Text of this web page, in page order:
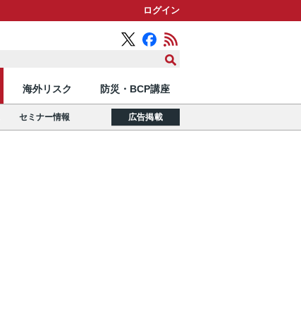
ログイン
海外リスク 防災・BCP講座
セミナー情報 広告掲載